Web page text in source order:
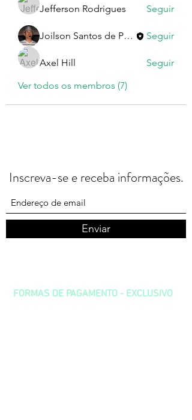
Jefferson Rodrigues Seguir
Joilson Santos de Paula Seguir
Axel Hill
Seguir
Ver todos os membros (7)
Inscreva-se e receba informações.
Enviar
FORMAS DE PAGAMENTO - EXCLUSIVO